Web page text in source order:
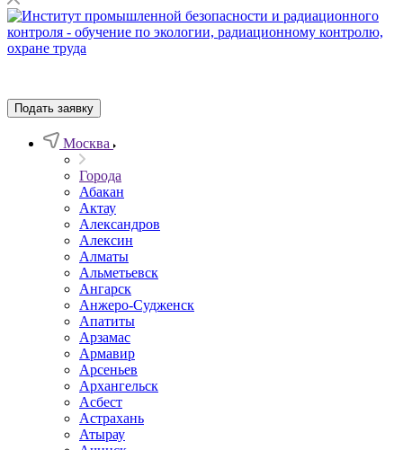
Подать заявку
Москва
Города
Абакан
Актау
Александров
Алексин
Алматы
Альметьевск
Ангарск
Анжеро-Судженск
Апатиты
Арзамас
Армавир
Арсеньев
Архангельск
Асбест
Астрахань
Атырау